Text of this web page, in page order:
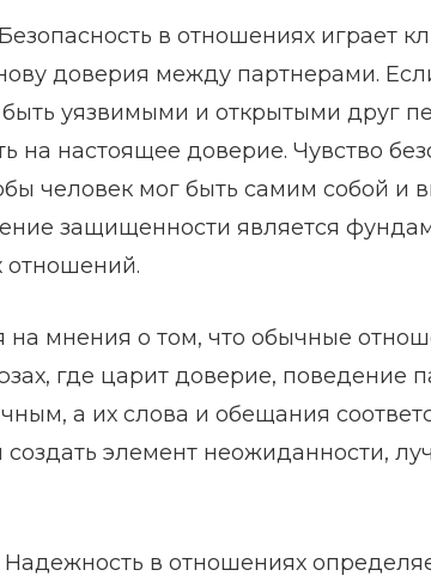
Безопасность в отношениях играет
доверия между партнерами.
уязвимыми и открытыми друг
на настоящее доверие. Чувство
человек мог быть самим собой и
защищенности является
отношений.
на мнения о том, что обычные
где царит доверие, поведение
а их слова и обещания
создать элемент неожиданности,
Надежность в отношениях